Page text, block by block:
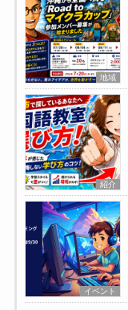
地域
紹介
イベント